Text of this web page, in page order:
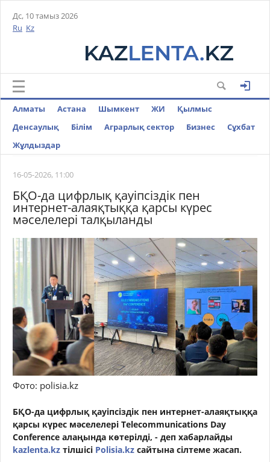
Дс, 10 тамыз 2026
Ru Kz
Алматы Астана Шымкент ЖИ
Қылмыс
Денсаулық
Білім Аграрлық сектор Бизнес
Cұхбат
Жұлдыздар
16-05-2026, 11:00
БҚО-да цифрлық қауіпсіздік пен
интернет-алаяқтыққа қарсы күрес
мәселелері талқыланды
Фото: polisia.kz
БҚО-да цифрлық қауіпсіздік пен интернет-алаяқтыққа
қарсы күрес мәселелері Telecommunications Day
Conference алаңында көтерілді, - деп хабарлайды
kazlenta.kz тілшісі Polisia.kz сайтына сілтеме жасап.